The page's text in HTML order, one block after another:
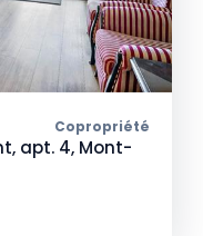
Copropriété
apt. 4, Mont-